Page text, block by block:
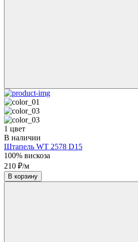
1 цвет
В наличии
Штапель WT 2578 D15
100% вискоза
210 ₽/м
В корзину